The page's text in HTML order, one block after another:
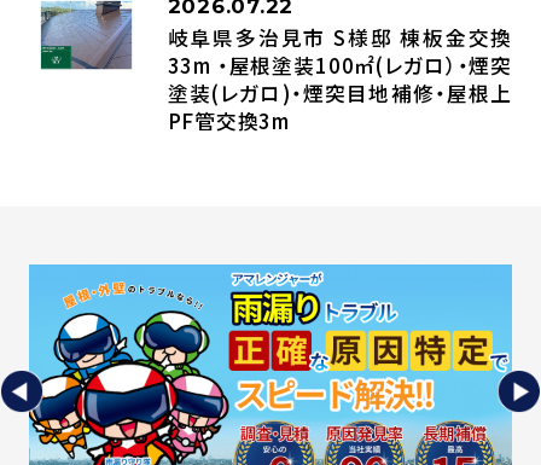
2026.07.22
岐阜県多治見市 S様邸 棟板金交換
33m ・屋根塗装100㎡(レガロ）・煙突
塗装(レガロ)・煙突目地補修・屋根上
PF管交換3m